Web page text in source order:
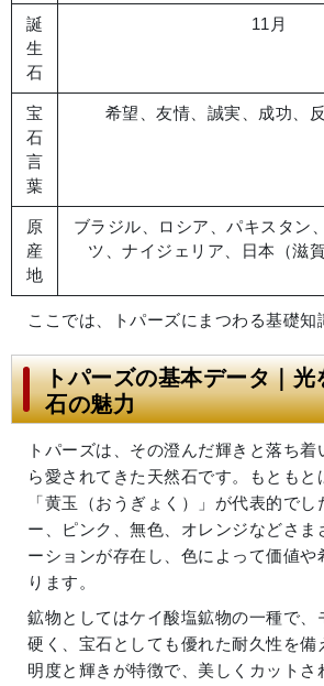
誕
生
石
11月
宝
石
言
葉
希望、友情、誠実、成功、
原
産
地
ブラジル、ロシア、パキスタン
ツ、ナイジェリア、日本（滋
ここでは、トパーズにまつわる基礎知
トパーズの基本データ｜光
石の魅力
トパーズは、その澄んだ輝きと落ち
ら愛されてきた天然石です。もとも
「黄玉（おうぎょく）」が代表的で
ー、ピンク、無色、オレンジなどさま
ーションが存在し、色によって価値や
ります。
鉱物としてはケイ酸塩鉱物の一種で、
硬く、宝石としても優れた耐久性を備
明度と輝きが特徴で、美しくカットさ